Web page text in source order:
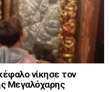
νίκησε τον
Μεγαλόχαρης